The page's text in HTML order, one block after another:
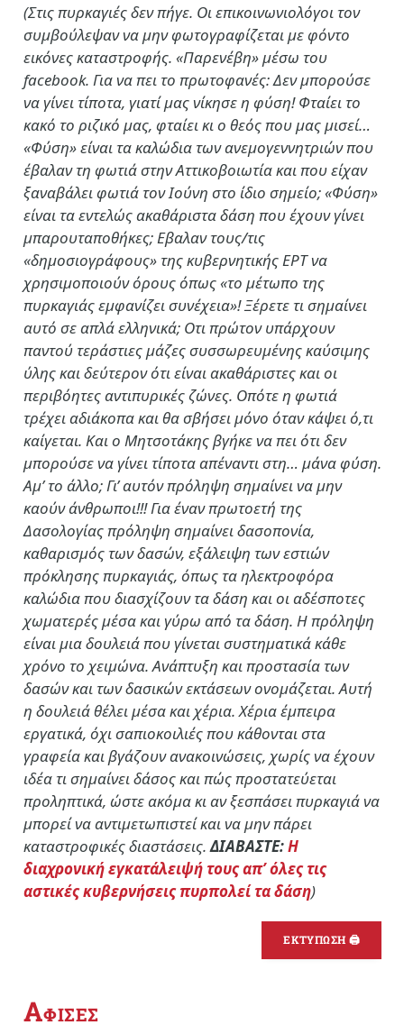
(Στις πυρκαγιές δεν πήγε. Οι επικοινωνιολόγοι τον
συμβούλεψαν να μην φωτογραφίζεται με φόντο
εικόνες καταστροφής. «Παρενέβη» μέσω του
facebook. Για να πει το πρωτοφανές: Δεν μπορούσε
να γίνει τίποτα, γιατί μας νίκησε η φύση! Φταίει το
κακό το ριζικό μας, φταίει κι ο θεός που μας μισεί…
«Φύση» είναι τα καλώδια των ανεμογεννητριών που
έβαλαν τη φωτιά στην Αττικοβοιωτία και που είχαν
ξαναβάλει φωτιά τον Ιούνη στο ίδιο σημείο; «Φύση»
είναι τα εντελώς ακαθάριστα δάση που έχουν γίνει
μπαρουταποθήκες; Εβαλαν τους/τις
«δημοσιογράφους» της κυβερνητικής ΕΡΤ να
χρησιμοποιούν όρους όπως «το μέτωπο της
πυρκαγιάς εμφανίζει συνέχεια»! Ξέρετε τι σημαίνει
αυτό σε απλά ελληνικά; Οτι πρώτον υπάρχουν
παντού τεράστιες μάζες συσσωρευμένης καύσιμης
ύλης και δεύτερον ότι είναι ακαθάριστες και οι
περιβόητες αντιπυρικές ζώνες. Οπότε η φωτιά
τρέχει αδιάκοπα και θα σβήσει μόνο όταν κάψει ό,τι
καίγεται. Και ο Μητσοτάκης βγήκε να πει ότι δεν
μπορούσε να γίνει τίποτα απέναντι στη… μάνα φύση.
Αμ’ το άλλο; Γι’ αυτόν πρόληψη σημαίνει να μην
καούν άνθρωποι!!! Για έναν πρωτοετή της
Δασολογίας πρόληψη σημαίνει δασοπονία,
καθαρισμός των δασών, εξάλειψη των εστιών
πρόκλησης πυρκαγιάς, όπως τα ηλεκτροφόρα
καλώδια που διασχίζουν τα δάση και οι αδέσποτες
χωματερές μέσα και γύρω από τα δάση. Η πρόληψη
είναι μια δουλειά που γίνεται συστηματικά κάθε
χρόνο το χειμώνα. Ανάπτυξη και προστασία των
δασών και των δασικών εκτάσεων ονομάζεται. Αυτή
η δουλειά θέλει μέσα και χέρια. Χέρια έμπειρα
εργατικά, όχι σαπιοκοιλιές που κάθονται στα
γραφεία και βγάζουν ανακοινώσεις, χωρίς να έχουν
ιδέα τι σημαίνει δάσος και πώς προστατεύεται
προληπτικά, ώστε ακόμα κι αν ξεσπάσει πυρκαγιά να
μπορεί να αντιμετωπιστεί και να μην πάρει
καταστροφικές διαστάσεις.ΔΙΑΒΑΣΤΕ:Η
διαχρονική εγκατάλειψή τους απ’ όλες τις
αστικές κυβερνήσεις πυρπολεί τα δάση)
ΕΚΤΥΠΩΣΗ 🖨
ΑΦΙΣΕΣ